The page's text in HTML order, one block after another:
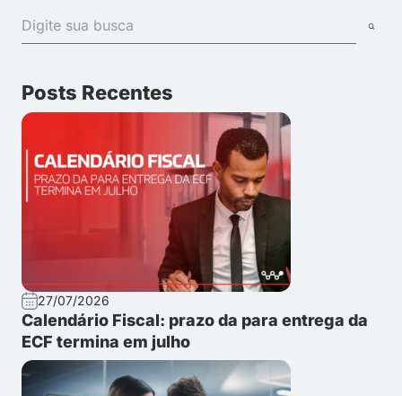
Posts Recentes
27/07/2026
Calendário Fiscal: prazo da para entrega da
ECF termina em julho